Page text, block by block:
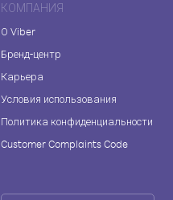
КОМПАНИЯ
О Viber
Бренд-центр
Карьера
Условия использования
Политика конфиденциальности
Customer Complaints Code